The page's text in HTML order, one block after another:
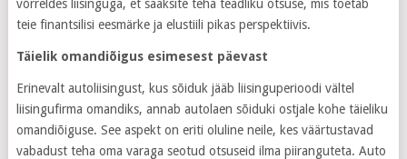
võrreldes liisinguga, et saaksite teha teadliku otsuse, mis toetab
teie finantsilisi eesmärke ja elustiili pikas perspektiivis.
Täielik omandiõigus esimesest päevast
Erinevalt autoliisingust, kus sõiduk jääb liisinguperioodi vältel
liisingufirma omandiks, annab autolaen sõiduki ostjale kohe täieliku
omandiõiguse. See aspekt on eriti oluline neile, kes väärtustavad
vabadust teha oma varaga seotud otsuseid ilma piiranguteta. Auto